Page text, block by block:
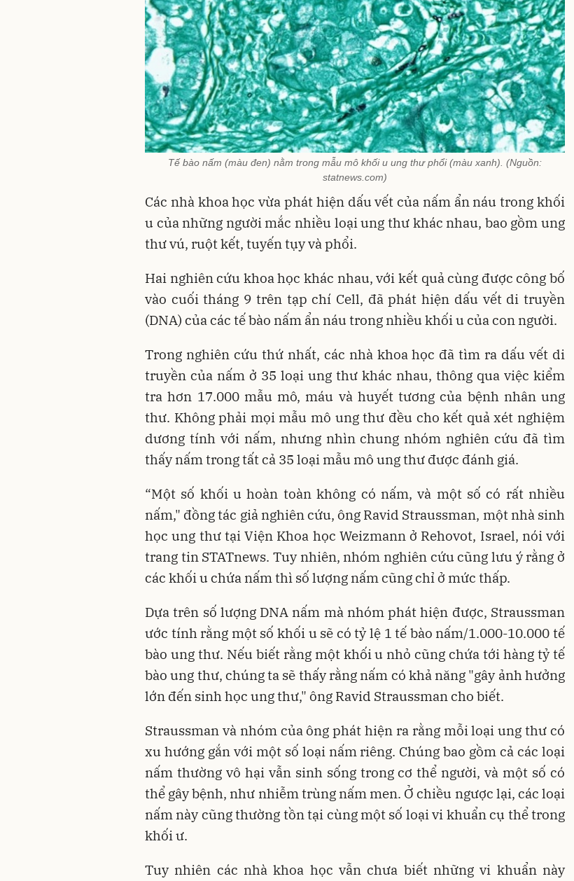
Tế bào nấm (màu đen) nằm trong mẫu mô khối u ung thư phổi (màu xanh). (Nguồn:
statnews.com)
Các nhà khoa học vừa phát hiện dấu vết của nấm ẩn náu trong khối
u của những người mắc nhiều loại ung thư khác nhau, bao gồm ung
thư vú, ruột kết, tuyến tụy và phổi.
Hai nghiên cứu khoa học khác nhau, với kết quả cùng được công bố
vào cuối tháng 9 trên tạp chí Cell, đã phát hiện dấu vết di truyền
(DNA) của các tế bào nấm ẩn náu trong nhiều khối u của con người.
Trong nghiên cứu thứ nhất, các nhà khoa học đã tìm ra dấu vết di
truyền của nấm ở 35 loại ung thư khác nhau, thông qua việc kiểm
tra hơn 17.000 mẫu mô, máu và huyết tương của bệnh nhân ung
thư. Không phải mọi mẫu mô ung thư đều cho kết quả xét nghiệm
dương tính với nấm, nhưng nhìn chung nhóm nghiên cứu đã tìm
thấy nấm trong tất cả 35 loại mẫu mô ung thư được đánh giá.
“Một số khối u hoàn toàn không có nấm, và một số có rất nhiều
nấm," đồng tác giả nghiên cứu, ông Ravid Straussman, một nhà sinh
học ung thư tại Viện Khoa học Weizmann ở Rehovot, Israel, nói với
trang tin STATnews. Tuy nhiên, nhóm nghiên cứu cũng lưu ý rằng ở
các khối u chứa nấm thì số lượng nấm cũng chỉ ở mức thấp.
Dựa trên số lượng DNA nấm mà nhóm phát hiện được, Straussman
ước tính rằng một số khối u sẽ có tỷ lệ 1 tế bào nấm/1.000-10.000 tế
bào ung thư. Nếu biết rằng một khối u nhỏ cũng chứa tới hàng tỷ tế
bào ung thư, chúng ta sẽ thấy rằng nấm có khả năng "gây ảnh hưởng
lớn đến sinh học ung thư," ông Ravid Straussman cho biết.
Straussman và nhóm của ông phát hiện ra rằng mỗi loại ung thư có
xu hướng gắn với một số loại nấm riêng. Chúng bao gồm cả các loại
nấm thường vô hại vẫn sinh sống trong cơ thể người, và một số có
thể gây bệnh, như nhiễm trùng nấm men. Ở chiều ngược lại, các loại
nấm này cũng thường tồn tại cùng một số loại vi khuẩn cụ thể trong
khối ư.
Tuy nhiên các nhà khoa học vẫn chưa biết những vi khuẩn này